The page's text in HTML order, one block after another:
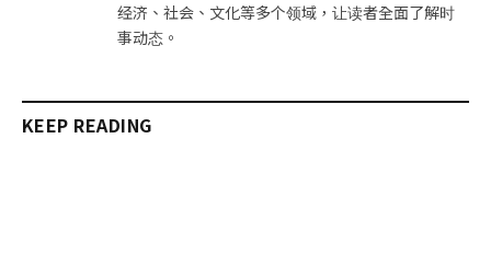
经济、社会、文化等多个领域，让读者全面了解时
事动态。
KEEP READING